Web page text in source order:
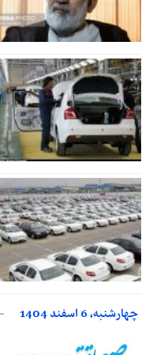
چهارشنبه، 6 اسفند 1404